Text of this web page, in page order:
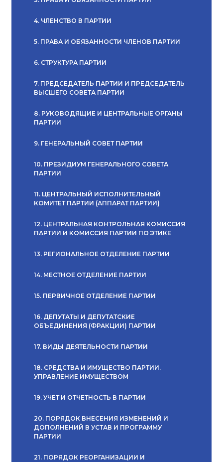
4. ЧЛЕНСТВО В ПАРТИИ
5. ПРАВА И ОБЯЗАННОСТИ ЧЛЕНОВ ПАРТИИ
6. СТРУКТУРА ПАРТИИ
7. ПРЕДСЕДАТЕЛЬ ПАРТИИ И ПРЕДСЕДАТЕЛЬ
ВЫСШЕГО СОВЕТА ПАРТИИ
8. РУКОВОДЯЩИЕ И ЦЕНТРАЛЬНЫЕ ОРГАНЫ
ПАРТИИ
9. ГЕНЕРАЛЬНЫЙ СОВЕТ ПАРТИИ
10. ПРЕЗИДИУМ ГЕНЕРАЛЬНОГО СОВЕТА
ПАРТИИ
11. ЦЕНТРАЛЬНЫЙ ИСПОЛНИТЕЛЬНЫЙ
КОМИТЕТ ПАРТИИ (АППАРАТ ПАРТИИ)
12. ЦЕНТРАЛЬНАЯ КОНТРОЛЬНАЯ КОМИССИЯ
ПАРТИИ И КОМИССИЯ ПАРТИИ ПО ЭТИКЕ
13. РЕГИОНАЛЬНОЕ ОТДЕЛЕНИЕ ПАРТИИ
14. МЕСТНОЕ ОТДЕЛЕНИЕ ПАРТИИ
15. ПЕРВИЧНОЕ ОТДЕЛЕНИЕ ПАРТИИ
16. ДЕПУТАТЫ И ДЕПУТАТСКИЕ
ОБЪЕДИНЕНИЯ (ФРАКЦИИ) ПАРТИИ
17. ВИДЫ ДЕЯТЕЛЬНОСТИ ПАРТИИ
18. СРЕДСТВА И ИМУЩЕСТВО ПАРТИИ.
УПРАВЛЕНИЕ ИМУЩЕСТВОМ
19. УЧЕТ И ОТЧЕТНОСТЬ В ПАРТИИ
20. ПОРЯДОК ВНЕСЕНИЯ ИЗМЕНЕНИЙ И
ДОПОЛНЕНИЙ В УСТАВ И ПРОГРАММУ
ПАРТИИ
21. ПОРЯДОК РЕОРГАНИЗАЦИИ И